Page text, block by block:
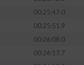
00:25:47.0
00:25:51.9
00:26:08.0
00:26:17.7